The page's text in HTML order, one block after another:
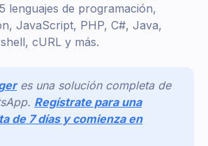
lenguajes de programación,
JavaScript, PHP, C#, Java,
cURL y más.
es una solución completa de
Regístrate para una
de 7 días y comienza en